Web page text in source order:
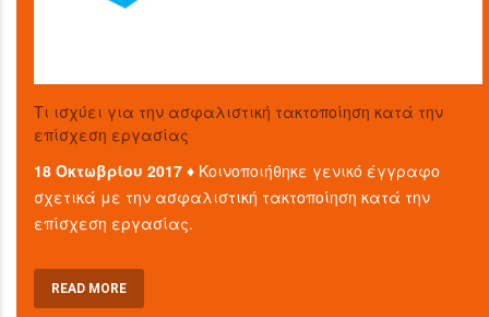
Τι ισχύει για την ασφαλιστική τακτοποίηση κατά την
επίσχεση εργασίας
18 Οκτωβρίου 2017 ♦ Κοινοποιήθηκε γενικό έγγραφο
σχετικά με την ασφαλιστική τακτοποίηση κατά την
επίσχεση εργασίας.
READ MORE